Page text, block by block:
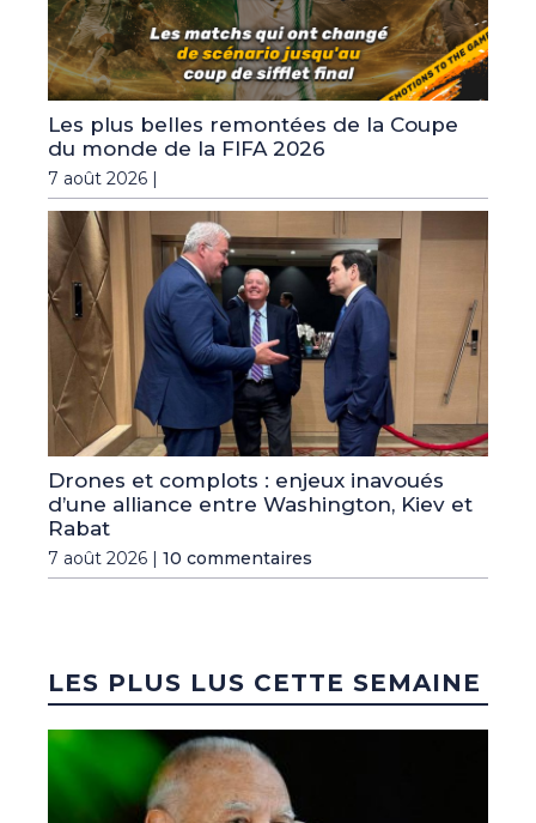
Les plus belles remontées de la Coupe
du monde de la FIFA 2026
7 août 2026 |
Drones et complots : enjeux inavoués
d’une alliance entre Washington, Kiev et
Rabat
7 août 2026 | 10 commentaires
LES PLUS LUS CETTE SEMAINE